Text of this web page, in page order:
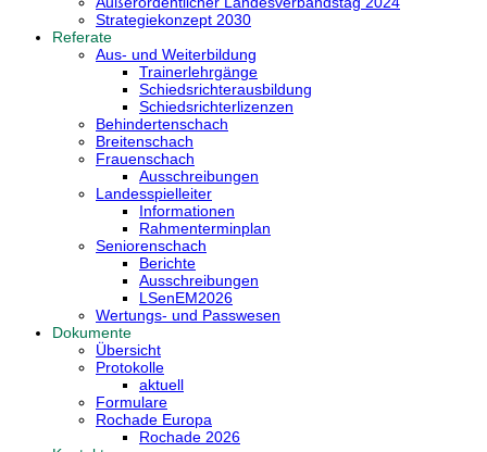
Strategiekonzept 2030
Referate
Aus- und Weiterbildung
Trainerlehrgänge
Schiedsrichterausbildung
Schiedsrichterlizenzen
Behindertenschach
Breitenschach
Frauenschach
Ausschreibungen
Landesspielleiter
Informationen
Rahmenterminplan
Seniorenschach
Berichte
Ausschreibungen
LSenEM2026
Wertungs- und Passwesen
Dokumente
Übersicht
Protokolle
aktuell
Formulare
Rochade Europa
Rochade 2026